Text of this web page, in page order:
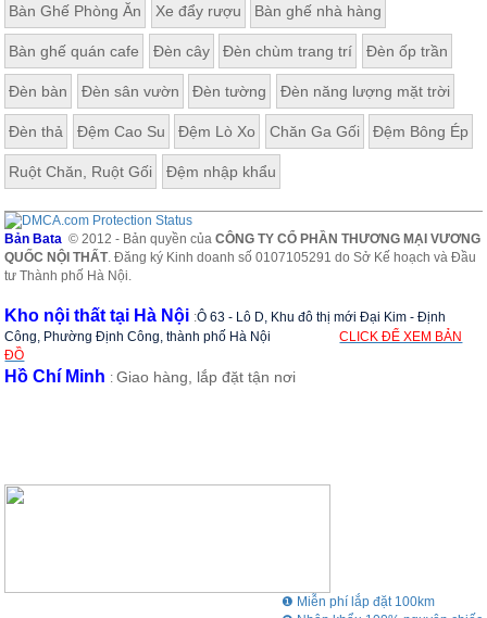
Bàn Ghế Phòng Ăn Xe đẩy rượu Bàn ghế nhà hàng
Bàn ghế quán cafe Đèn cây Đèn chùm trang trí Đèn ốp trần
Đèn bàn Đèn sân vườn Đèn tường Đèn năng lượng mặt trời
Đèn thả Đệm Cao Su Đệm Lò Xo Chăn Ga Gối Đệm Bông Ép
Ruột Chăn, Ruột Gối Đệm nhập khẩu
Bản Bata © 2012 - Bản quyền củaCÔNG TY CỔ PHẦN THƯƠNG MẠI VƯƠNG
QUỐC NỘI THẤT. Đăng ký Kinh doanh số 0107105291 do Sở Kế hoạch và Đầu
tư Thành phố Hà Nội.
Kho nội thất tại Hà Nội :Ô 63 - Lô D, Khu đô thị mới Đại Kim - Định
Công, Phường Định Công, thành phố Hà Nội
CLICK ĐỂ XEM BẢN
ĐỒ
Hồ Chí Minh :Giao hàng, lắp đặt tận nơi
❶ Miễn phí lắp đặt 100km